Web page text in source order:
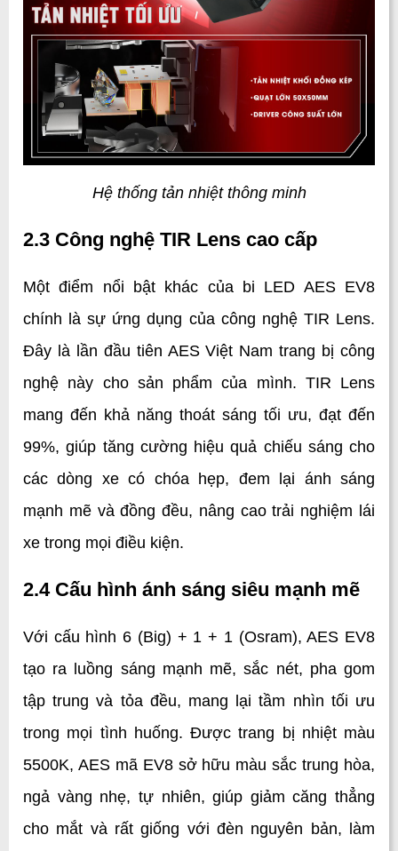
Hệ thống tản nhiệt thông minh
2.3 Công nghệ TIR Lens cao cấp
Một điểm nổi bật khác của bi LED AES EV8
chính là sự ứng dụng của công nghệ TIR Lens.
Đây là lần đầu tiên AES Việt Nam trang bị công
nghệ này cho sản phẩm của mình. TIR Lens
mang đến khả năng thoát sáng tối ưu, đạt đến
99%, giúp tăng cường hiệu quả chiếu sáng cho
các dòng xe có chóa hẹp, đem lại ánh sáng
mạnh mẽ và đồng đều, nâng cao trải nghiệm lái
xe trong mọi điều kiện.
2.4 Cấu hình ánh sáng siêu mạnh mẽ
Với cấu hình 6 (Big) + 1 + 1 (Osram), AES EV8
tạo ra luồng sáng mạnh mẽ, sắc nét, pha gom
tập trung và tỏa đều, mang lại tầm nhìn tối ưu
trong mọi tình huống. Được trang bị nhiệt màu
5500K, AES mã EV8 sở hữu màu sắc trung hòa,
ngả vàng nhẹ, tự nhiên, giúp giảm căng thẳng
cho mắt và rất giống với đèn nguyên bản, làm